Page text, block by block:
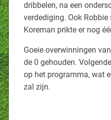
dribbelen, na een
verdediging. Ook
Koreman prikte er nog
Goeie overwinningen
de 0 gehouden.
op het programma, wat
zal zijn.